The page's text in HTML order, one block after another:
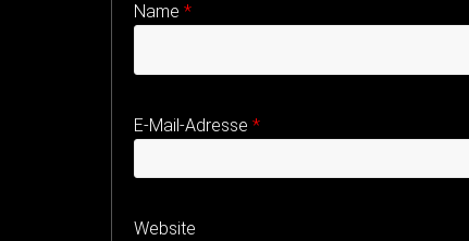
Name *
E-Mail-Adresse *
Website